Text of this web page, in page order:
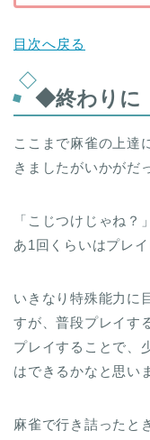
目次へ戻る
◆終わりに
ここまで麻雀の上達
きましたがいかがだ
「こじつけじゃね？
あ1回くらいはプレ
いきなり特殊能力に
すが、普段プレイす
プレイすることで、
はできるかなと思い
麻雀で行き詰ったと